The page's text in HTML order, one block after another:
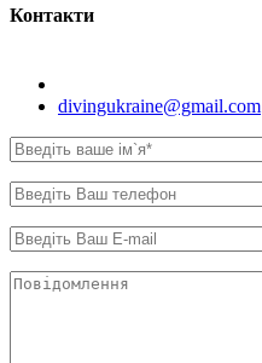
Контакти
divingukraine@gmail.com